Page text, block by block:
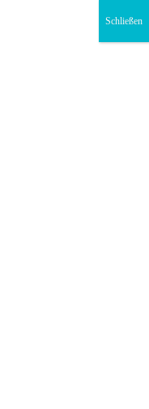
Schließen